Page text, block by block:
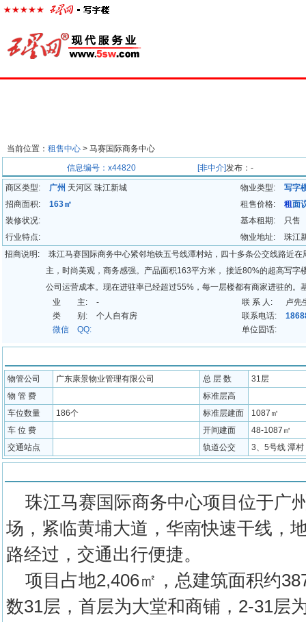
当前位置： 租售中心 > 马赛国际商务中心
信息编号：x44820 [非中介]发布：-
商区类型: 广州 天河区 珠江新城 物业类型:
写字
招商面积:
163㎡ 租售价格: 租面
装修状况:
基本租期:
只售
行业特点:
物业地址:
珠江
招商说明:
珠江马赛国际商务中心紧邻地铁五号线潭村站，四十多条公交线路近
主，时尚美观，商务感强。产品面积163平方米， 接近80%的超高写
公司运营成本。现在进驻率已经超过55%，每一层楼都有商家进驻的
健身中心，顶层有广州报社，本大楼现已进驻的都是一些大气的公司
业 主: - 联 系 人:
卢先
类 别:
个人自有房 联系电话:
微信 QQ:
单位固话:
物管公司 广东康景物业管理有限公司 总 层 数
31层
物 管 费
标准层高
车位数量
186个 标准层建面
1087㎡
车 位 费
开间建面
48-1087㎡
交通站点
轨道公交 3、5号线 潭村
珠江马赛国际商务中心项目位于广
场，紧临黄埔大道，华南快速干线，
路经过，交通出行便捷。
项目占地2,406㎡，总建筑面积约
数31层，首层为大堂和商铺，2-31层